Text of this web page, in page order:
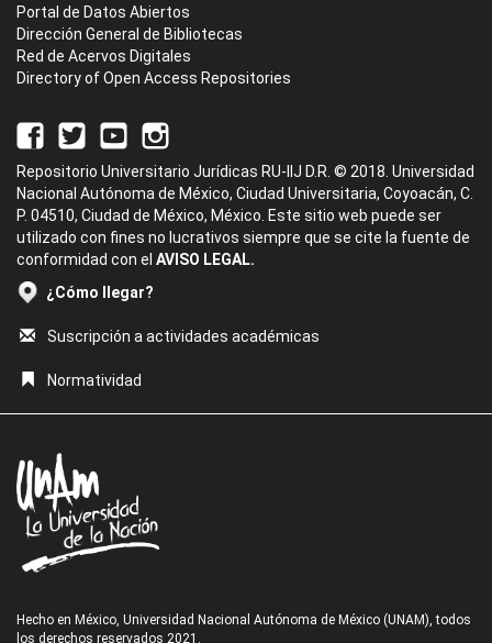
Portal de Datos Abiertos
Dirección General de Bibliotecas
Red de Acervos Digitales
Directory of Open Access Repositories
Repositorio Universitario Jurídicas RU-IIJ D.R. © 2018. Universidad
Nacional Autónoma de México, Ciudad Universitaria, Coyoacán, C.
P. 04510, Ciudad de México, México. Este sitio web puede ser
utilizado con fines no lucrativos siempre que se cite la fuente de
conformidad con el AVISO LEGAL.
¿Cómo llegar?
Suscripción a actividades académicas
Normatividad
Hecho en México, Universidad Nacional Autónoma de México (UNAM), todos
los derechos reservados 2021.